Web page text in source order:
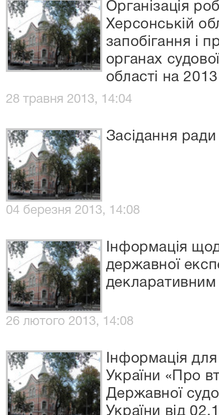
Організація
Херсонській
запобігання і
органах
області на 2013
28 травня 2013, 14:04
Засідання ради
04 березня 2013, 14:08
Інформація
державної
26 лютого 2013, 14:08
Інформація
України «Про
Державної
України від